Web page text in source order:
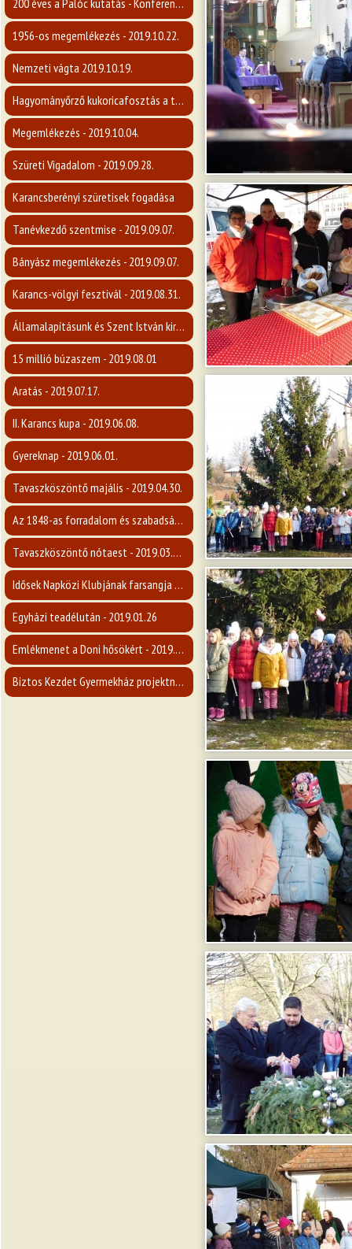
200 éves a Palóc kutatás - Konferencia
1956-os megemlékezés - 2019.10.22.
Nemzeti vágta 2019.10.19.
Hagyományőrző kukoricafosztás a tájháznál
Megemlékezés - 2019.10.04.
Szüreti Vigadalom - 2019.09.28.
Karancsberényi szüretisek fogadása
Tanévkezdő szentmise - 2019.09.07.
Bányász megemlékezés - 2019.09.07.
Karancs-völgyi fesztivál - 2019.08.31.
Államalapításunk és Szent István király ünnepe
15 millió búzaszem - 2019.08.01
Aratás - 2019.07.17.
II. Karancs kupa - 2019.06.08.
Gyereknap - 2019.06.01.
Tavaszköszöntő majális - 2019.04.30.
Az 1848-as forradalom és szabadságharc emlékére - 2019.03.14.
Tavaszköszöntő nótaest - 2019.03.09.
Idősek Napközi Klubjának farsangja - 2019.02.26.
Egyházi teadélután - 2019.01.26
Emlékmenet a Doni hősökért - 2019.01.19.
Biztos Kezdet Gyermekház projektnyitó rendezvény - 2019.01.12.